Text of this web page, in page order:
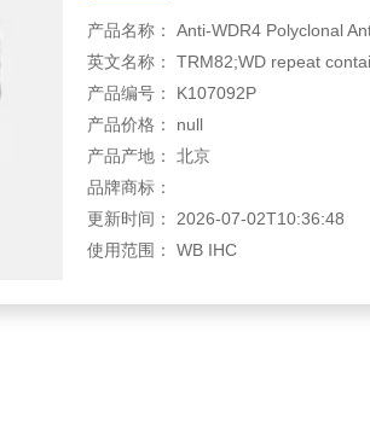
产品名称： Anti-WDR4 Polyclonal
英文名称： TRM82;WD repeat
产品编号： K107092P
产品价格： null
产品产地： 北京
品牌商标：
更新时间： 2026-07-02T10:36:48
使用范围： WB IHC